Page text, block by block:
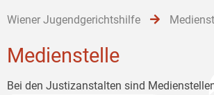
Wiener Jugendgerichtshilfe
Medienstelle
Bei den Justizanstalten sind